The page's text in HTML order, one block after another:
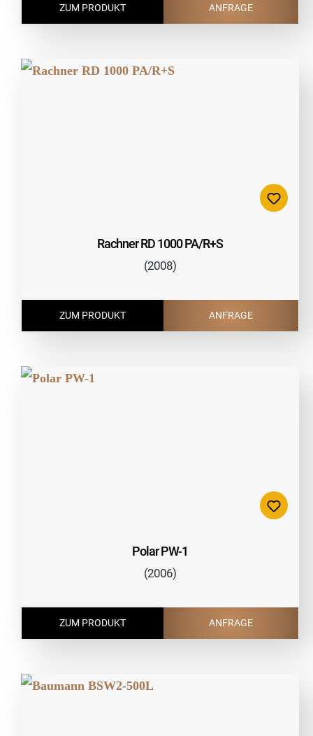
ZUM PRODUKT ANFRAGE
Rachner RD 1000 PA/R+S
(2008)
ZUM PRODUKT ANFRAGE
Polar PW-1
(2006)
ZUM PRODUKT ANFRAGE